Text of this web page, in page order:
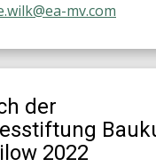
mv.com
der
2022